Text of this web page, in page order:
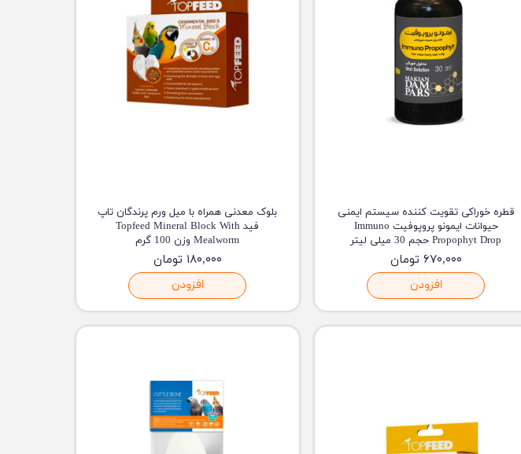
قطره خوراکی تقویت کننده سیستم ایمنی
حیوانات ایمونو پروپوفیت Immuno
Propophyt Drop حجم 30 میلی لیتر
۶۷۰,۰۰۰ تومان
افزودن
بلوک معدنی همراه با میل ورم پرندگان تاپ
فید Topfeed Mineral Block With
Mealworm وزن 100 گرم
۱۸۰,۰۰۰ تومان
افزودن